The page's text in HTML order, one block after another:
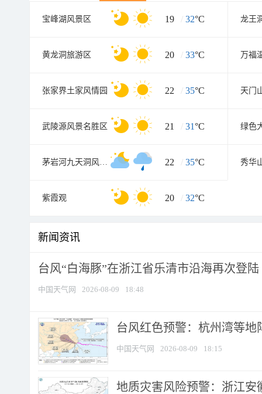
宝峰湖风景区 19 / 32°C 龙王
黄龙洞旅游区 20 / 33°C 万福
张家界土家风情园 22 / 35°C
武陵源风景名胜区 21 / 31°C 绿色
茅岩河九天洞风景区 22 / 35°C 秀华
紫霞观 20 / 32°C
新闻资讯
台风“白海豚”在浙江省乐清市沿海再次登陆
中国天气网 2026-08-09 18:48
台风红色预警：杭州湾等地
中国天气网 2026-08-09 18:15
地质灾害风险预警：浙江安